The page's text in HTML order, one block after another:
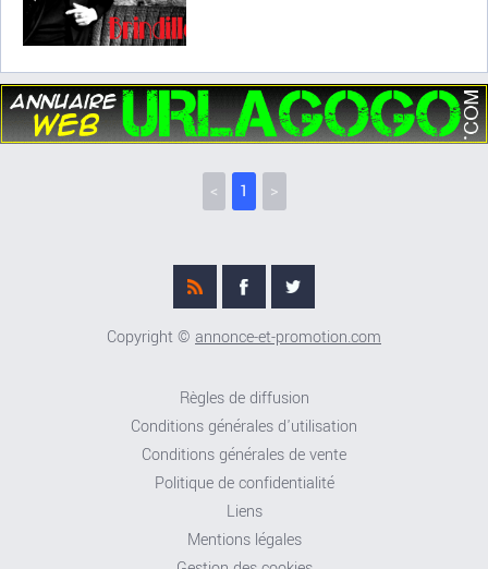
< 1 >
Copyright © annonce-et-promotion.com
Règles de diffusion
Conditions générales d'utilisation
Conditions générales de vente
Politique de confidentialité
Liens
Mentions légales